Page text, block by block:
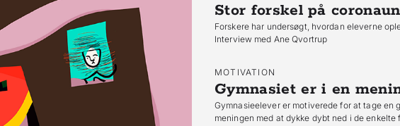
Stor forskel på
Forskere har undersøgt, hvordan eleverne
Interview med Ane Qvortrup
MOTIVATION
Gymnasiet er i en
Gymnasieelever er motiverede for at tage en
meningen med at dykke dybt ned i de enkelte